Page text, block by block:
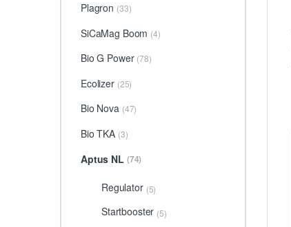
Plagron (33)
SiCaMag Boom (4)
Bio G Power (78)
Ecolizer (25)
Bio Nova (47)
Bio TKA (3)
Aptus NL (74)
Regulator (5)
Startbooster (5)